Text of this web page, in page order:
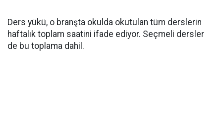
Ders yükü, o branşta okulda okutulan tüm derslerin
haftalık toplam saatini ifade ediyor. Seçmeli dersler
de bu toplama dahil.